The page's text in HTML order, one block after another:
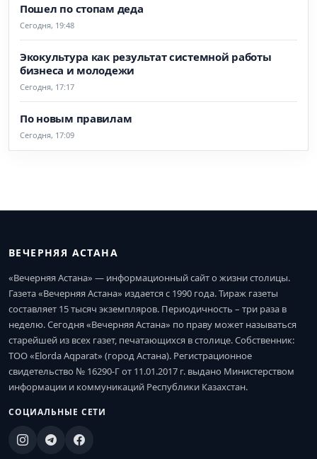
Пошел по стопам деда
Сегодня, 19:48
Экокультура как результат системной работы
бизнеса и молодежи
Сегодня, 17:17
По новым правилам
Сегодня, 17:09
ВЕЧЕРНЯЯ АСТАНА
«Вечерняя Астана» — информационный сайт о жизни столицы.
Газета «Вечерняя Астана» издается с 1990 года. Тираж газеты
составляет 15 тысяч экземпляров. Периодичность – три раза в
неделю. Сегодня «Вечерняя Астана» по праву может называться
старейшей из всех газет, печатающихся в столице. Собственник:
ТОО «Elorda Aqparat» (город Астана). Регистрационное
свидетельство № 16290-Г от 11.01.2017 г. выдано Министерством
информации и коммуникаций Республики Казахстан.
СОЦИАЛЬНЫЕ СЕТИ